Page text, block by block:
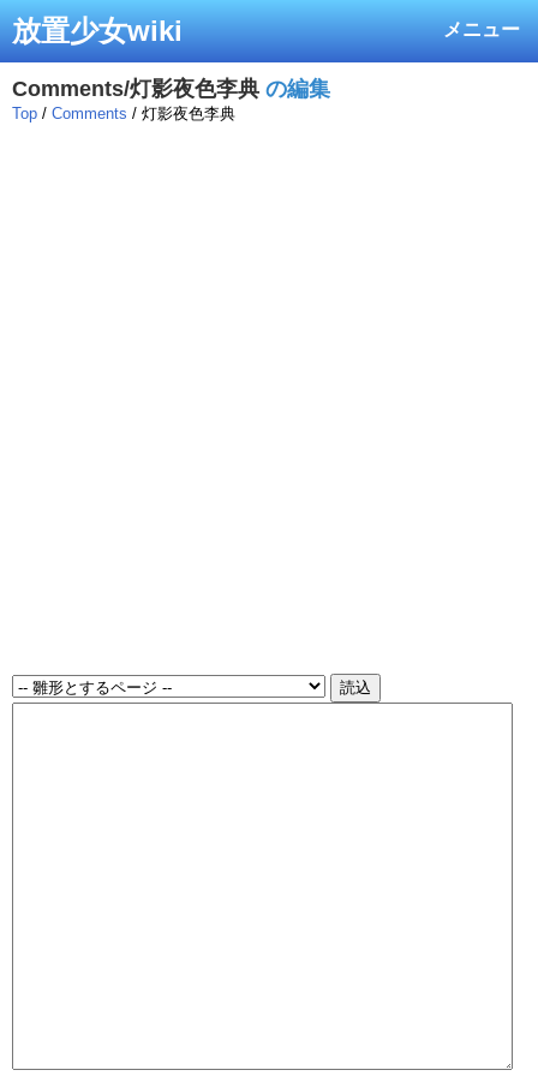
メニュー
放置少女wiki
Comments/灯影夜色李典 の編集
Top / Comments / 灯影夜色李典